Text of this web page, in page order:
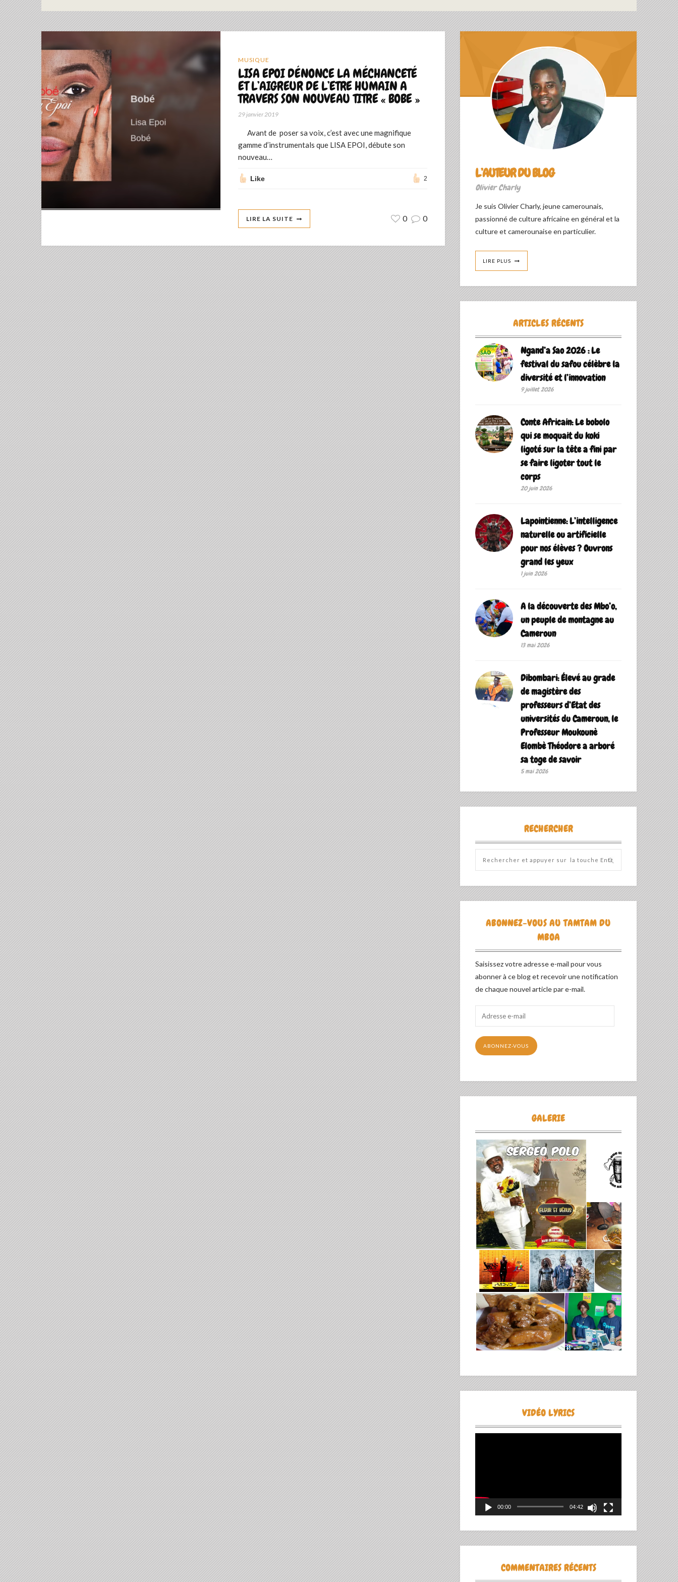
MUSIQUE
LISA EPOI DÉNONCE LA MÉCHANCETÉ
ET L’AIGREUR DE L’ETRE HUMAIN A
TRAVERS SON NOUVEAU TITRE « BOBE »
29 janvier 2019
Avant de poser sa voix, c’est avec une magnifique
gamme d’instrumentals que LISA EPOI, débute son
nouveau…
Like 2
LIRE LA SUITE 0 0
L’AUTEUR DU BLOG
Olivier Charly
Je suis Olivier Charly, jeune camerounais,
passionné de culture africaine en général et la
culture et camerounaise en particulier.
LIRE PLUS
ARTICLES RÉCENTS
Ngand’a Sao 2026 : Le
festival du safou célèbre la
diversité et l’innovation
9 juillet 2026
Conte Africain: Le bobolo
qui se moquait du koki
ligoté sur la tête a fini par
se faire ligoter tout le
corps
20 juin 2026
Lapointienne: L’intelligence
naturelle ou artificielle
pour nos élèves ? Ouvrons
grand les yeux
1 juin 2026
A la découverte des Mbo’o,
un peuple de montagne au
Cameroun
13 mai 2026
Dibombari: Élevé au grade
de magistère des
professeurs d’Etat des
universités du Cameroun, le
Professeur Moukounè
Elombè Théodore a arboré
sa toge de savoir ‎
5 mai 2026
RECHERCHER
ABONNEZ-VOUS AU TAMTAM DU
MBOA
Saisissez votre adresse e-mail pour vous
abonner à ce blog et recevoir une notification
de chaque nouvel article par e-mail.
mail
ABONNEZ-VOUS
GALERIE
VIDÉO LYRICS
00:00 04:42
COMMENTAIRES RÉCENTS